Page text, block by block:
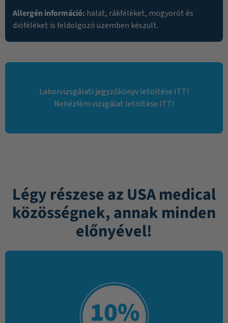
Allergén információ: halat, rákféléket, mogyorót és
dióféléket is feldolgozó üzemben készült.
Laborvizsgálati jegyzőkönyv letöltése ITT!
Nehézfém vizsgálat letöltése ITT!
Légy részese az USA medical
közösségnek, annak minden
előnyével!